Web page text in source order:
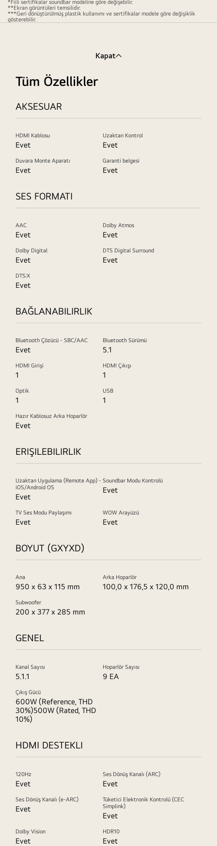
ambalajı
bej
üzerinde
ağaçlardan
oluşuyor.
logosu
*Fiili sertifikalar soundbar modeline göre değişebilir.
**Ekran görüntüleri temsilidir.
***Geri dönüştürülmüş plastik kullanımı ve sertifikalar modele göre değişiklik
gösterebilir.
Kapat
Tüm Özellikler
AKSESUAR
HDMI Kablosu
Evet
Uzaktan Kontrol
Evet
Duvara Monte Aparatı
Evet
Garanti belgesi
Evet
SES FORMATI
AAC
Evet
Dolby Atmos
Evet
Dolby Digital
Evet
DTS Digital Surround
Evet
DTS:X
Evet
BAĞLANABILIRLIK
Bluetooth Çözücü - SBC/AAC
Evet
Bluetooth Sürümü
5.1
HDMI Girişi
1
HDMI Çıkışı
1
Optik
1
USB
1
Hazır Kablosuz Arka Hoparlör
Evet
ERIŞILEBILIRLIK
Uzaktan Uygulama (Remote App) -
iOS/Android OS
Evet
Soundbar Modu Kontrolü
Evet
TV Ses Modu Paylaşımı
Evet
WOW Arayüzü
Evet
BOYUT (GXYXD)
Ana
950 x 63 x 115 mm
Arka Hoparlör
100,0 x 176,5 x 120,0 mm
Subwoofer
200 x 377 x 285 mm
GENEL
Kanal Sayısı
5.1.1
Hoparlör Sayısı
9 EA
Çıkış Gücü
600W (Reference, THD
30%)500W (Rated, THD
10%)
HDMI DESTEKLI
120Hz
Evet
Ses Dönüş Kanalı (ARC)
Evet
Ses Dönüş Kanalı (e-ARC)
Evet
Tüketici Elektronik Kontrolü (CEC
Simplink)
Evet
Dolby Vision
Evet
HDR10
Evet